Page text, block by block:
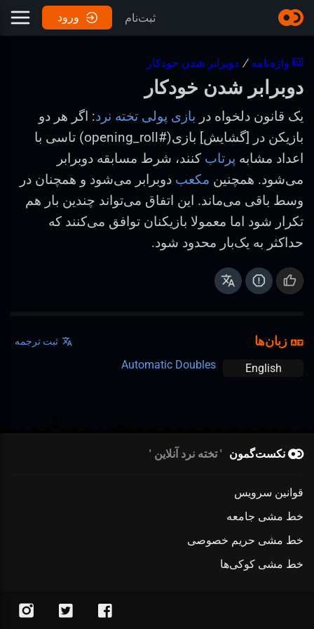
ثبت‌نام ورود
واژه‌نامه / دوبرابر شدن خودکار
دوبرابر شدن خودکار
یک قانون دلخواه در بازی پولی تخته نرد: اگر هر دو
بازیکن در [گشایش] بازی(#opening_roll) تاسی با
اعداد مشابه پرتاب کنند، شرط مسابقه دوبرابر
می‌شود. همچنین مکعب دوبرابر می‌شود و همچنان در
وسط باقی می‌ماند. این اتفاق می‌تواند چندین بار هم
تکرار شود اما معمولا بازیکنان توافق می‌کنند که
حداکثر به یک‌بار محدود شود.
زبان‌ها ثبت ترجمه
English
Automatic Doubles
نکست‌گمون تخته نرد آنلاین
قوانین سرویس
خط مشی جامعه
خط مشی حریم خصوصی
خط مشی کوکی‌ها